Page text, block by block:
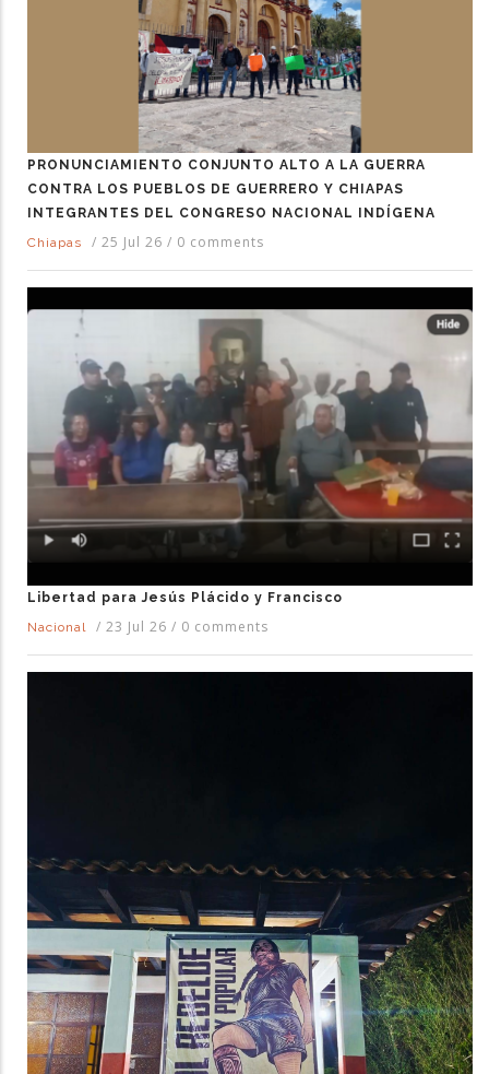
PRONUNCIAMIENTO CONJUNTO ALTO A LA GUERRA
CONTRA LOS PUEBLOS DE GUERRERO Y CHIAPAS
INTEGRANTES DEL CONGRESO NACIONAL INDÍGENA
Chiapas
/ 25 Jul 26 / 0 comments
Libertad para Jesús Plácido y Francisco
Nacional
/ 23 Jul 26 / 0 comments